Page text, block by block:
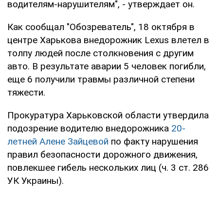
водителям-нарушителям", - утверждает он.
Как сообщал "Обозреватель", 18 октября в
центре Харькова внедорожник Lexus влетел в
толпу людей после столкновения с другим
авто. В результате аварии 5 человек погибли,
еще 6 получили травмы различной степени
тяжести.
Прокуратура Харьковской области утвердила
подозрение водителю внедорожника 20-
летней Алене Зайцевой по факту нарушения
правил безопасности дорожного движения,
повлекшее гибель нескольких лиц (ч. 3 ст. 286
УК Украины).